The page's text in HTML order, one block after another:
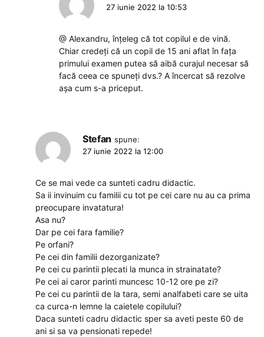
27 iunie 2022 la 10:53
@ Alexandru, înțeleg că tot copilul e de vină.
Chiar credeți că un copil de 15 ani aflat în fața
primului examen putea să aibă curajul necesar să
facă ceea ce spuneți dvs.? A încercat să rezolve
așa cum s-a priceput.
Stefan spune:
27 iunie 2022 la 12:00
Ce se mai vede ca sunteti cadru didactic.
Sa ii invinuim cu familii cu tot pe cei care nu au ca prima
preocupare invatatura!
Asa nu?
Dar pe cei fara familie?
Pe orfani?
Pe cei din familii dezorganizate?
Pe cei cu parintii plecati la munca in strainatate?
Pe cei ai caror parinti muncesc 10-12 ore pe zi?
Pe cei cu parintii de la tara, semi analfabeti care se uita
ca curca-n lemne la caietele copilului?
Daca sunteti cadru didactic sper sa aveti peste 60 de
ani si sa va pensionati repede!